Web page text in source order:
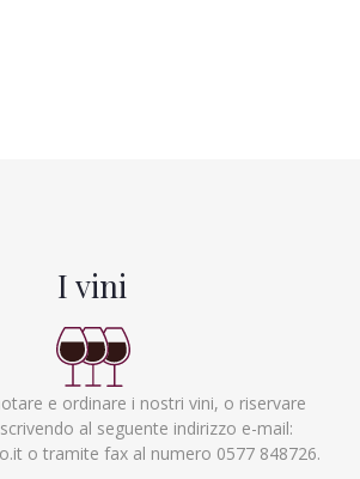
I vini
e ordinare i nostri vini, o riservare
al seguente indirizzo e-mail:
o tramite fax al numero 0577 848726.